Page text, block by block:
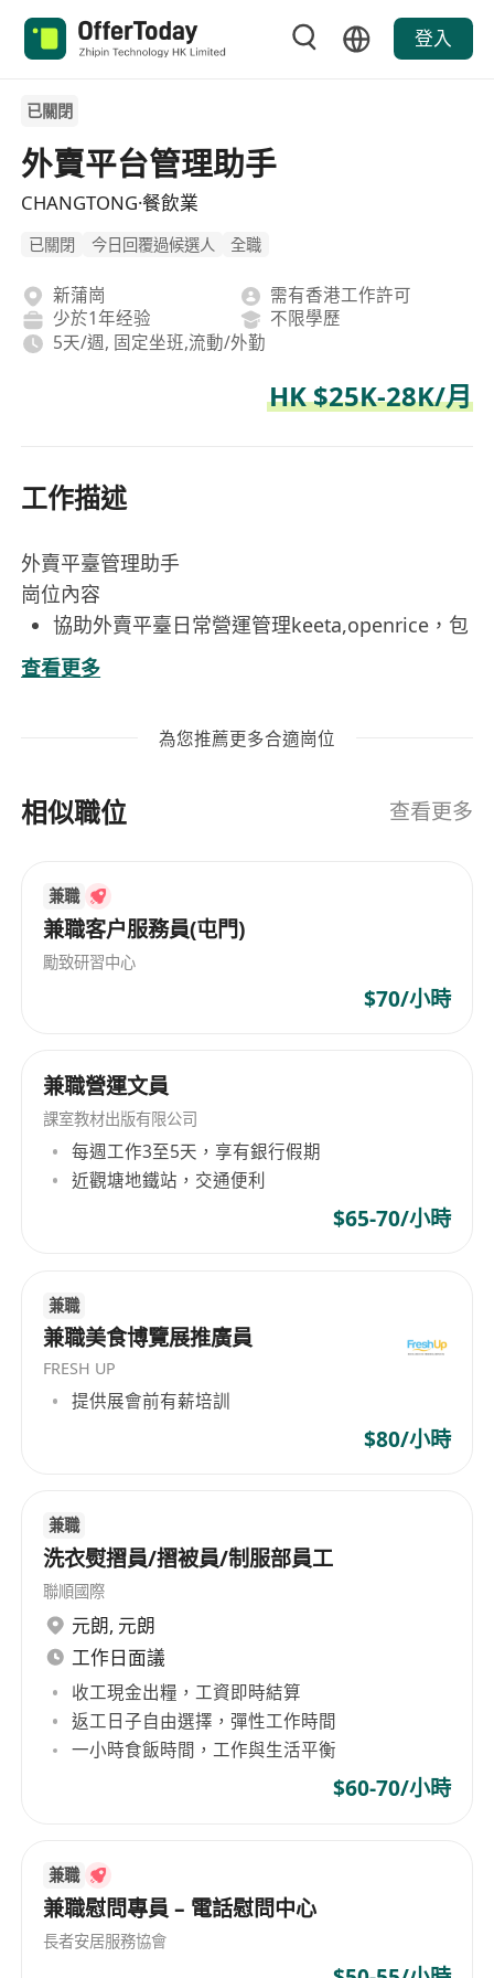
登入
已關閉
外賣平台管理助手
CHANGTONG·餐飲業
已關閉 今日回覆過候選人 全職
新蒲崗
需有香港工作許可
少於1年经验
不限學歷
5天/週, 固定坐班,流動/外勤
HK $25K-28K/月
工作描述
外賣平臺管理助手
崗位內容
協助外賣平臺日常營運管理keeta,openrice，包
括訂單流程跟進,餐廳資料更新及系統操作支援
處理平臺用戶與合作夥伴的查詢與協調事項，確
整理及分析營運數據，製作基本報表供內部參
配合市場及營運團隊執行推廣活動，包括活動設
性與即時性
工作要求
具備良好溝通能力，能以廣東話、普通話及基礎
學習新系統與工具
做事細心負責，具備基本文書處理及數據整理能
力
無需特定學歷或行業經驗，歡迎應屆畢業生或轉
職人士申請；少於一年工作經驗亦可考慮
受養人簽證，或其他合法在港工作許可
福利
月薪範圍為港幣$25,000至$28,000，按經驗及
設有加班津貼，按實際超時工作時數計算，並符
合香港《僱傭條例》規定
發放交通津貼，支援上下班交通開支，提升通勤
保障
另設額外津貼，用以支援日常工作所需，例如通
訊、培訓或季節性激勵等彈性安排
工作詳情
6:00，午休一小時，合共每日工作8小時，勞逸
主要工作地點為九龍新蒲崗彩虹道旺景工業大
廈，交通便利，鄰近港鐵彩虹站及多條巴士路線
屬全職辦公室職位，部分職務需配合短期外出工
幹，例如到合作餐廳進行簡易支援或活動協調
查看更多
為您推薦更多合適崗位
相似職位 查看更多
兼職
兼職客户服務員(屯門)
勵致研習中心
$70/小時
兼職營運文員
課室教材出版有限公司
每週工作3至5天，享有銀行假期
近觀塘地鐵站，交通便利
$65-70/小時
兼職
兼職美食博覽展推廣員
FRESH UP
提供展會前有薪培訓
$80/小時
兼職
洗衣熨摺員/摺被員/制服部員工
聯順國際
元朗, 元朗
工作日面議
收工現金出糧，工資即時結算
返工日子自由選擇，彈性工作時間
一小時食飯時間，工作與生活平衡
$60-70/小時
兼職
兼職慰問專員 – 電話慰問中心
長者安居服務協會